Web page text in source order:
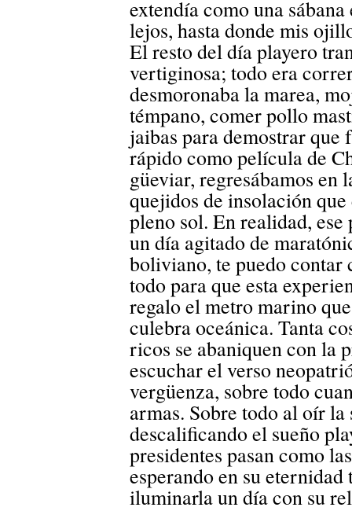
extendía como una
lejos, hasta donde mis
El resto del día playero
vertiginosa; todo era
desmoronaba la marea,
témpano, comer pollo
jaibas para demostrar que
rápido como película de
güeviar, regresábamos en
quejidos de insolación
pleno sol. En realidad,
un día agitado de
boliviano, te puedo contar
todo para que esta
regalo el metro marino
culebra oceánica. Tanta
ricos se abaniquen con la
escuchar el verso
vergüenza, sobre todo
armas. Sobre todo al oír
descalificando el sueño
presidentes pasan como
esperando en su
iluminarla un día con su